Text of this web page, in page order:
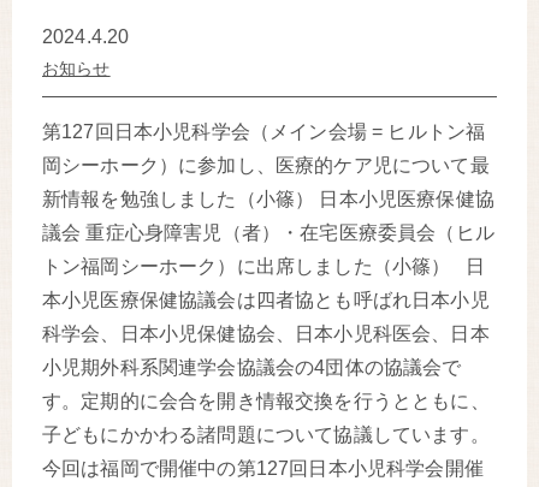
2024.4.20
お知らせ
第127回日本小児科学会（メイン会場 = ヒルトン福
岡シーホーク）に参加し、医療的ケア児について最
新情報を勉強しました（小篠） 日本小児医療保健協
議会 重症心身障害児（者）・在宅医療委員会（ヒル
トン福岡シーホーク）に出席しました（小篠） 日
本小児医療保健協議会は四者協とも呼ばれ日本小児
科学会、日本小児保健協会、日本小児科医会、日本
小児期外科系関連学会協議会の4団体の協議会で
す。定期的に会合を開き情報交換を行うとともに、
子どもにかかわる諸問題について協議しています。
今回は福岡で開催中の第127回日本小児科学会開催